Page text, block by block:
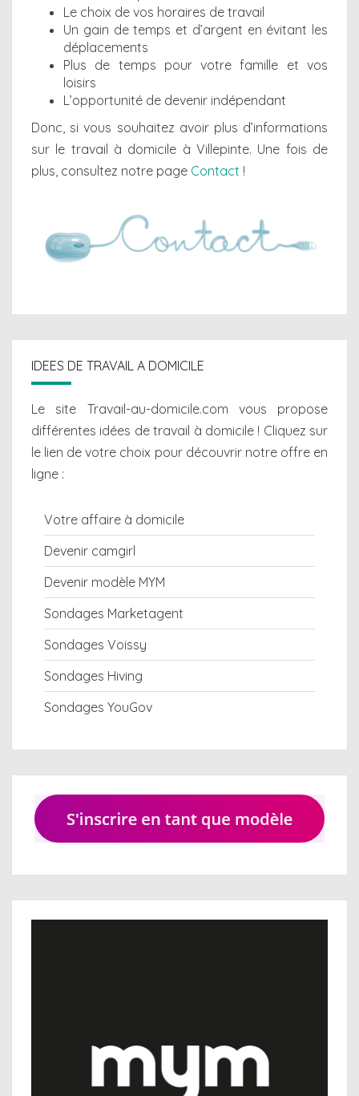
Le choix de vos horaires de travail
Un gain de temps et d’argent en évitant les
déplacements
Plus de temps pour votre famille et vos
loisirs
L’opportunité de devenir indépendant
Donc, si vous souhaitez avoir plus d’informations
sur le travail à domicile à Villepinte. Une fois de
plus, consultez notre page Contact !
IDEES DE TRAVAIL A DOMICILE
Le site Travail-au-domicile.com vous propose
différentes idées de travail à domicile! Cliquez sur
le lien de votre choix pour découvrir notre offre en
ligne :
Votre affaire à domicile
Devenir camgirl
Devenir modèle MYM
Sondages Marketagent
Sondages Voissy
Sondages Hiving
Sondages YouGov